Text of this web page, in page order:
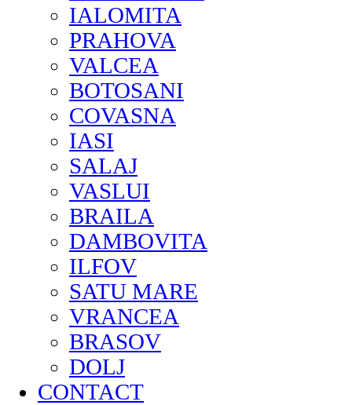
IALOMITA
PRAHOVA
VALCEA
BOTOSANI
COVASNA
IASI
SALAJ
VASLUI
BRAILA
DAMBOVITA
ILFOV
SATU MARE
VRANCEA
BRASOV
DOLJ
CONTACT